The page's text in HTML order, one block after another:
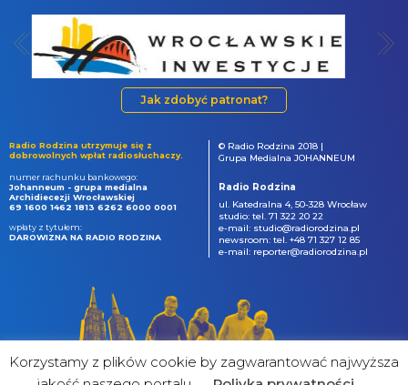
Jak zdobyć patronat?
Radio Rodzina utrzymuje się z
dobrowolnych wpłat radiosłuchaczy.
numer rachunku bankowego:
Johanneum - grupa medialna
Archidiecezji Wrocławskiej
69 1600 1462 1813 6262 6000 0001
wpłaty z tytułem:
DAROWIZNA NA RADIO RODZINA
© Radio Rodzina 2018 |
Grupa Medialna JOHANNEUM
Radio Rodzina
ul. Katedralna 4, 50-328 Wrocław
studio: tel. 71 322 20 22
e-mail: studio@radiorodzina.pl
newsroom: tel. +48 71 327 12 85
e-mail: reporter@radiorodzina.pl
Korzystamy z plików cookie by zagwarantować najwyższa